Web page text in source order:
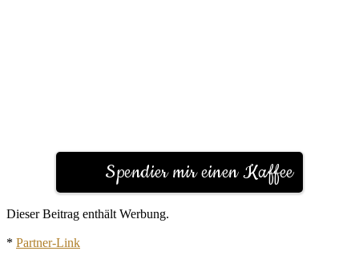
Spendier mir einen Kaffee
Dieser Beitrag enthält Werbung.
* Partner-Link